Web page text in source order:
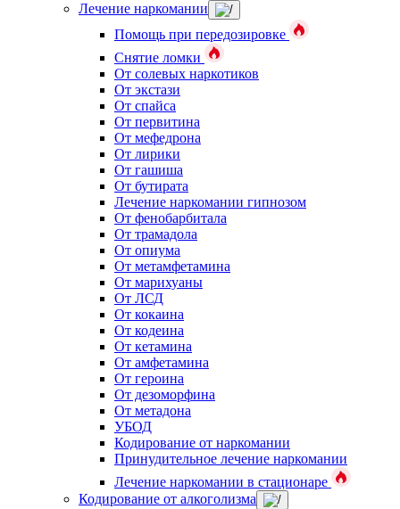
Лечение наркомании
Помощь при передозировке
Снятие ломки
От солевых наркотиков
От экстази
От спайса
От первитина
От мефедрона
От лирики
От гашиша
От бутирата
Лечение наркомании гипнозом
От фенобарбитала
От трамадола
От опиума
От метамфетамина
От марихуаны
От ЛСД
От кокаина
От кодеина
От кетамина
От амфетамина
От героина
От дезоморфина
От метадона
УБОД
Кодирование от наркомании
Принудительное лечение наркомании
Лечение наркомании в стационаре
Кодирование от алкоголизма